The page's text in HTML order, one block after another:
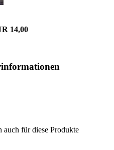
14,00
auch für diese Produkte